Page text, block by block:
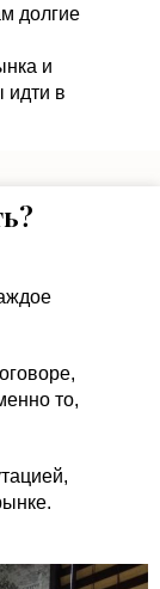
долгие
и
идти в
то,